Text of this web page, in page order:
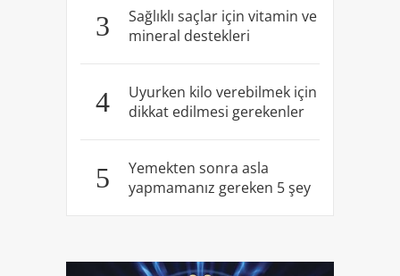
3
Sağlıklı saçlar için vitamin ve
mineral destekleri
4
Uyurken kilo verebilmek için
dikkat edilmesi gerekenler
5
Yemekten sonra asla
yapmamanız gereken 5 şey